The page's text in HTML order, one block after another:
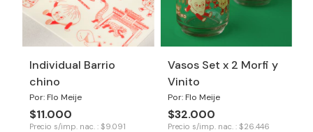
Individual Barrio
chino
Por: Flo Meije
$11.000
Precio s/imp. nac. : $9.091
Vasos Set x 2 Morfi y
Vinito
Por: Flo Meije
$32.000
Precio s/imp. nac. : $26.446